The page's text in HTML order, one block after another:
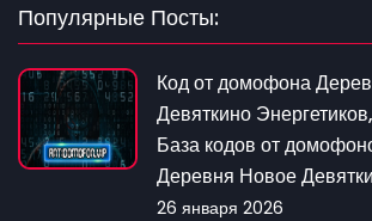
Популярные Посты:
Код от домофона
Девяткино
База кодов от
Деревня Новое
26 января 2026